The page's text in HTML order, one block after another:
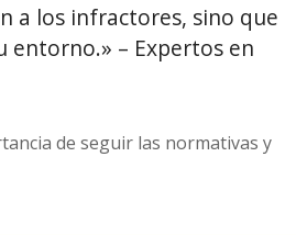
a los infractores, sino que
entorno.» – Expertos en
de seguir las normativas y